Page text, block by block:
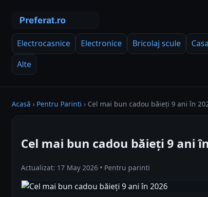
Electrocasnice Electronice Bricolaj scule
Alte
Acasă › Pentru Parinti › Cel mai bun cadou băieți 9 ani în
Cel mai bun cadou băieți 9 ani
Actualizat: 17 May 2026 • Pentru parinti